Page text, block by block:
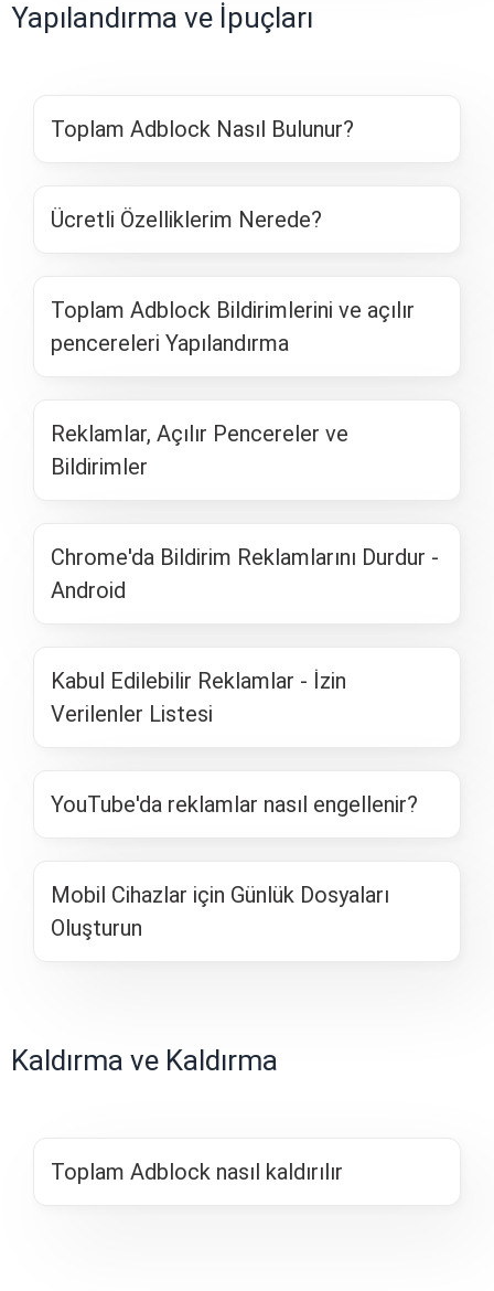
Yapılandırma ve İpuçları
Toplam Adblock Nasıl Bulunur?
Ücretli Özelliklerim Nerede?
Toplam Adblock Bildirimlerini ve açılır
pencereleri Yapılandırma
Reklamlar, Açılır Pencereler ve
Bildirimler
Chrome'da Bildirim Reklamlarını Durdur -
Android
Kabul Edilebilir Reklamlar - İzin
Verilenler Listesi
YouTube'da reklamlar nasıl engellenir?
Mobil Cihazlar için Günlük Dosyaları
Oluşturun
Kaldırma ve Kaldırma
Toplam Adblock nasıl kaldırılır